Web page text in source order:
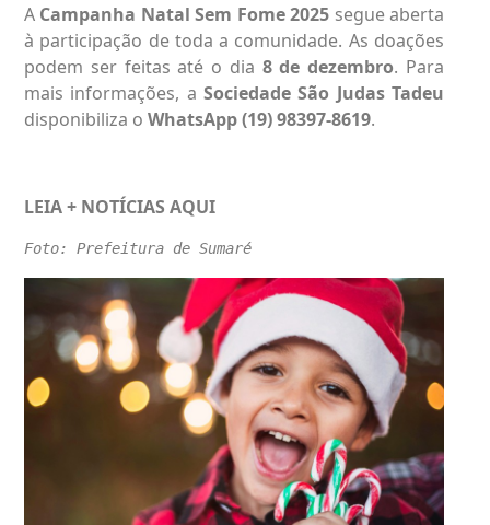
A Campanha Natal Sem Fome 2025 segue aberta
à participação de toda a comunidade. As doações
podem ser feitas até o dia 8 de dezembro. Para
mais informações, a Sociedade São Judas Tadeu
disponibiliza o WhatsApp (19) 98397-8619.
LEIA + NOTÍCIAS AQUI
Foto: Prefeitura de Sumaré